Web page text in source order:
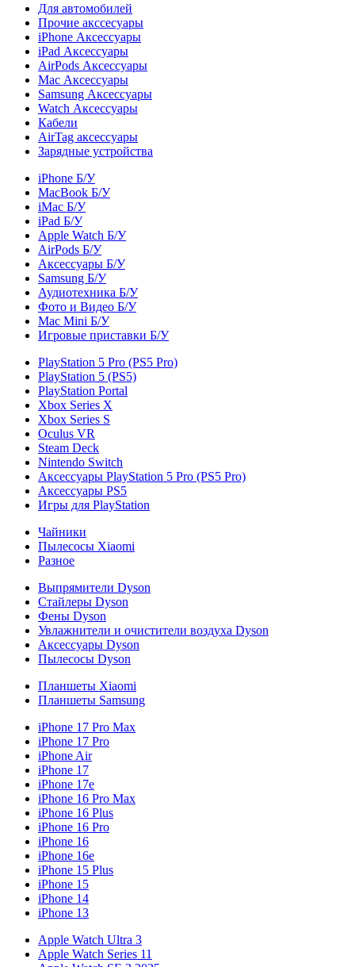
Для автомобилей
Прочие акссесуары
iPhone Аксессуары
iPad Аксессуары
AirPods Аксессуары
Mac Аксессуары
Samsung Аксессуары
Watch Аксессуары
Кабели
AirTag аксессуары
Зарядные устройства
iPhone Б/У
MacBook Б/У
iMac Б/У
iPad Б/У
Apple Watch Б/У
AirPods Б/У
Аксессуары Б/У
Samsung Б/У
Аудиотехника Б/У
Фото и Видео Б/У
Mac Mini Б/У
Игровые приставки Б/У
PlayStation 5 Pro (PS5 Pro)
PlayStation 5 (PS5)
PlayStation Portal
Xbox Series X
Xbox Series S
Oculus VR
Steam Deck
Nintendo Switch
Аксессуары PlayStation 5 Pro (PS5 Pro)
Аксессуары PS5
Игры для PlayStation
Чайники
Пылесосы Xiaomi
Разное
Выпрямители Dyson
Стайлеры Dyson
Фены Dyson
Увлажнители и очистители воздуха Dyson
Аксессуары Dyson
Пылесосы Dyson
Планшеты Xiaomi
Планшеты Samsung
iPhone 17 Pro Max
iPhone 17 Pro
iPhone Air
iPhone 17
iPhone 17e
iPhone 16 Pro Max
iPhone 16 Plus
iPhone 16 Pro
iPhone 16
iPhone 16e
iPhone 15 Plus
iPhone 15
iPhone 14
iPhone 13
Apple Watch Ultra 3
Apple Watch Series 11